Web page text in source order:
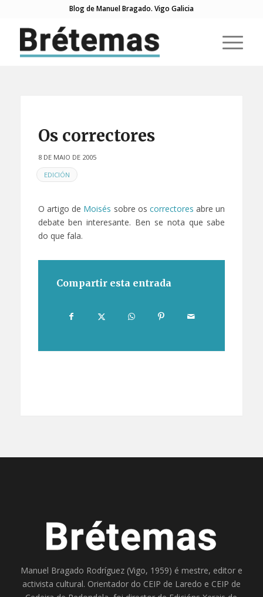
Blog de Manuel Bragado. Vigo Galicia
Os correctores
8 DE MAIO DE 2005
EN
EDICIÓN
O artigo de Moisés sobre os correctores abre un
debate ben interesante. Ben se nota que sabe
do que fala.
Compartir esta entrada
Manuel Bragado Rodríguez (Vigo, 1959) é mestre, editor e
activista cultural. Orientador do CEIP de Laredo e CEIP de